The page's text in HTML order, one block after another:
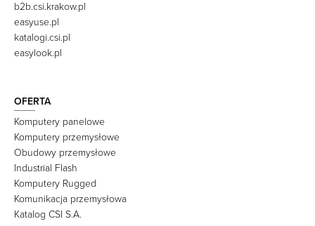
b2b.csi.krakow.pl
easyuse.pl
katalogi.csi.pl
easylook.pl
OFERTA
Komputery panelowe
Komputery przemysłowe
Obudowy przemysłowe
Industrial Flash
Komputery Rugged
Komunikacja przemysłowa
Katalog CSI S.A.